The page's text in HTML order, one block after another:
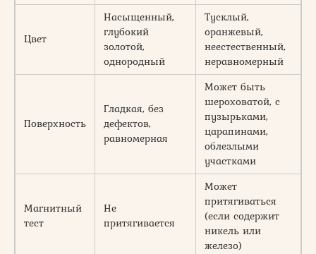
Цвет
Насыщенный,
глубокий
золотой,
однородный
Тусклый,
оранжевый,
неестественный,
неравномерный
Поверхность
Гладкая, без
дефектов,
равномерная
Может быть
шероховатой, с
пузырьками,
царапинами,
облезлыми
участками
Магнитный
тест
Не
притягивается
Может
притягиваться
(если содержит
никель или
железо)